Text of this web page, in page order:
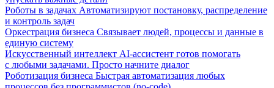
Роботы в задачах Автоматизируют постановку, распределение
и контроль задач
Оркестрация бизнеса Связывает людей, процессы и данные в
единую систему
Искусственный интеллект AI-ассистент готов помогать
с любыми задачами. Просто начните диалог
Роботизация бизнеса Быстрая автоматизация любых